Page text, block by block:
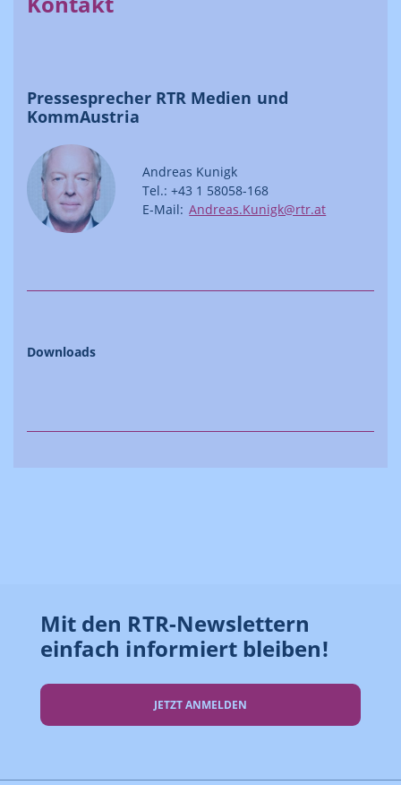
Pressesprecher RTR Medien und
KommAustria
Andreas Kunigk
Tel.: +43 1 58058-168
E-Mail: Andreas.Kunigk@rtr.at
Downloads
Mit den RTR-Newslettern
einfach informiert bleiben!
JETZT ANMELDEN